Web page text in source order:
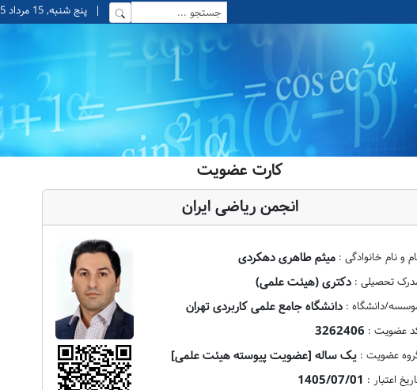
پنج شنبه, 15 مرداد 1405 |
کارت عضویت
انجمن ریاضی ایران
و نام خانوادگی : میثم طاهری دهکردی
تحصیلی : دکتری (هیئت علمی)
دانشگاه : دانشگاه جامع علمی کاربردی تهران
عضویت : 3262406
عضویت : یک ساله [عضویت پیوسته هیئت علمی]
اعتبار : 1405/07/01